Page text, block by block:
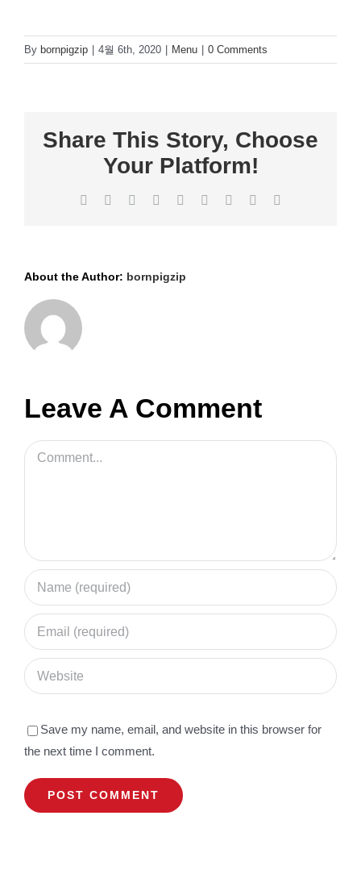
By bornpigzip 4월 6th, 2020 Menu 0 Comments
Share This Story, Choose
Your Platform!
Facebook Reddit LinkedInWhatsApp
TumblrPinterest
About the Author: bornpigzip
Leave A Comment
Comment
Save my name, email, and website in this browser for
the next time I comment.